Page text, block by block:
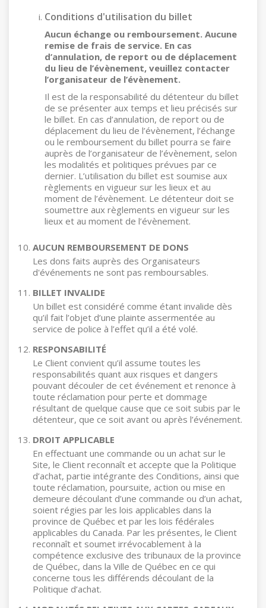
Conditions d'utilisation du billet
Aucun échange ou remboursement. Aucune
remise de frais de service. En cas
d’annulation, de report ou de déplacement
du lieu de l’évènement, veuillez contacter
l’organisateur de l’évènement.
Il est de la responsabilité du détenteur du billet
de se présenter aux temps et lieu précisés sur
le billet. En cas d’annulation, de report ou de
déplacement du lieu de l’évènement, l’échange
ou le remboursement du billet pourra se faire
auprès de l’organisateur de l’évènement, selon
les modalités et politiques prévues par ce
dernier. L’utilisation du billet est soumise aux
règlements en vigueur sur les lieux et au
moment de l’évènement. Le détenteur doit se
soumettre aux règlements en vigueur sur les
lieux et au moment de l’évènement.
AUCUN REMBOURSEMENT DE DONS
Les dons faits auprès des Organisateurs
d'événements ne sont pas remboursables.
BILLET INVALIDE
Un billet est considéré comme étant invalide dès
qu’il fait l’objet d’une plainte assermentée au
service de police à l’effet qu’il a été volé.
RESPONSABILITÉ
Le Client convient qu’il assume toutes les
responsabilités quant aux risques et dangers
pouvant découler de cet événement et renonce à
toute réclamation pour perte et dommage
résultant de quelque cause que ce soit subis par le
détenteur, que ce soit avant ou après l’événement.
DROIT APPLICABLE
En effectuant une commande ou un achat sur le
Site, le Client reconnaît et accepte que la Politique
d’achat, partie intégrante des Conditions, ainsi que
toute réclamation, poursuite, action ou mise en
demeure découlant d’une commande ou d’un achat,
soient régies par les lois applicables dans la
province de Québec et par les lois fédérales
applicables du Canada. Par les présentes, le Client
reconnaît et soumet irrévocablement à la
compétence exclusive des tribunaux de la province
de Québec, dans la Ville de Québec en ce qui
concerne tous les différends découlant de la
Politique d’achat.